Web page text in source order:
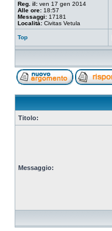
Reg. il: ven 17 gen 2014
Alle ore: 18:57
Messaggi: 17181
Località: Civitas Vetula
Top
Titolo:
Messaggio: